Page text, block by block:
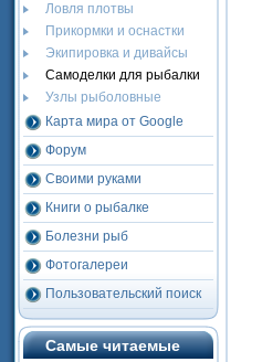
Ловля плотвы
Прикормки и оснастки
Экипировка и дивайсы
Самоделки для рыбалки
Узлы рыболовные
Карта мира от Google
Форум
Своими руками
Книги о рыбалке
Болезни рыб
Фотогалереи
Пользовательский поиск
Самые читаемые